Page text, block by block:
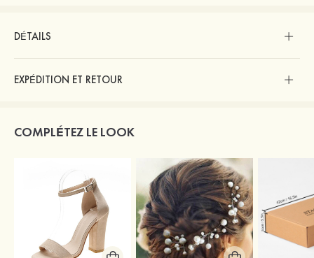
DÉTAILS
EXPÉDITION ET RETOUR
COMPLÉTEZ LE LOOK